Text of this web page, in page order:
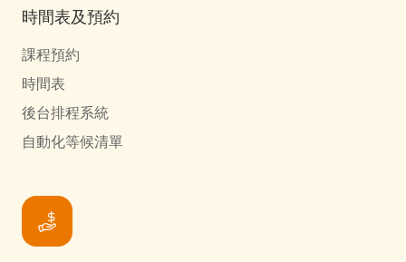
時間表及預約
課程預約
時間表
後台排程系統
自動化等候清單